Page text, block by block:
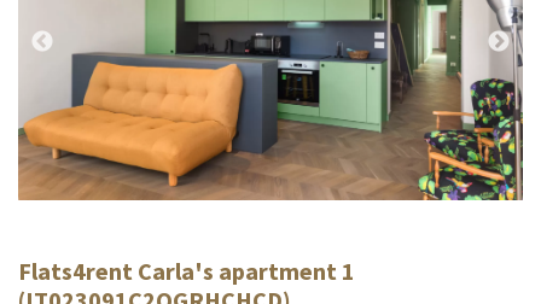
Next
Flats4rent Carla's apartment 1